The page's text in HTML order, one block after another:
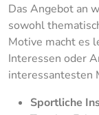
Das Angebot an
sowohl
Motive macht es
Interessen oder
interessantesten
Sportliche